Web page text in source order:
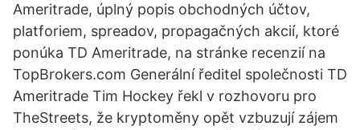
Ameritrade, úplný popis obchodných účtov,
platforiem, spreadov, propagačných akcií, ktoré
ponúka TD Ameritrade, na stránke recenzií na
TopBrokers.com Generální ředitel společnosti TD
Ameritrade Tim Hockey řekl v rozhovoru pro
TheStreets, že kryptoměny opět vzbuzují zájem